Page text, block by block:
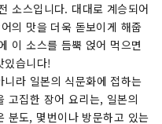
소스입니다. 대대로 계승되어
의 맛을 더욱 돋보이게 해줍
이 소스를 듬뿍 얹어 먹으면
있습니다!
라 일본의 식문화에 접하는
고집한 장어 요리는, 일본의
분도, 몇번이나 방문하고 있는